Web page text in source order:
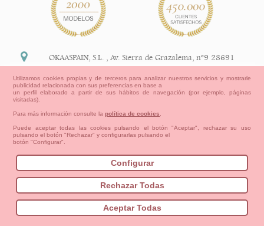
Bebés Pequeños/as Niña Niño
Mamas & Papas
NUEVA COLECCION
OUTLET-ULTIMAS TALLAS
Información Legal
política de devoluciones y reembolsos
Aviso Legal Aviso Cookies
Cómo crear tu cuenta OKAA.
Mapa del sitio
OKAASPAIN, S.L. ,Av. Sierra de Grazalema, nº9 28691
+34 91 113 89 09
Utilizamos cookies propias y de terceros para analizar nuestros servicios y mostrarle
publicidad relacionada con sus preferencias en base a
un perfil elaborado a partir de sus hábitos de navegación (por ejemplo, páginas
visitadas).
Para más información consulte lapolítica de cookies
Puede aceptar todas las cookies pulsando el botón "Aceptar", rechazar su uso
pulsando el botón "Rechazar" y configurarlas pulsando el
botón "Configurar".
Configurar
Rechazar Todas
Aceptar Todas